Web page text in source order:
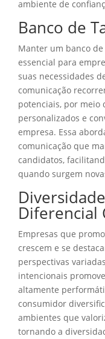
ambiente de
Banco de
Manter um banco
essencial para
suas necessidades
comunicação
potenciais, por meio
personalizados e
empresa. Essa
comunicação que
candidatos,
quando surgem
Diferencial
Empresas que
crescem e se
perspectivas
intencionais
altamente
consumidor
ambientes que
tornando a